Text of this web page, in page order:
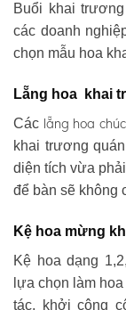
Buổi khai
các doanh
chọn mẫu hoa
Lẵng hoa khai
Các lẵng hoa
khai trương
diện tích vừa
để bàn sẽ không
Kệ hoa mừng
Kệ hoa dạng
lựa chọn làm
tác, khởi công